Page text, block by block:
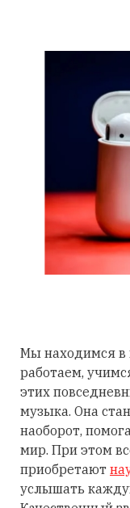
Мы находимся в
работаем,
этих
музыка. Она
наоборот,
мир. При этом
приобретают
услышать